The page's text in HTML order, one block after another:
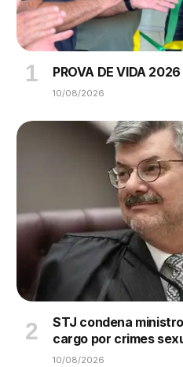
PROVA DE VIDA 2026
10/08/2026
STJ condena
cargo por crimes
10/08/2026